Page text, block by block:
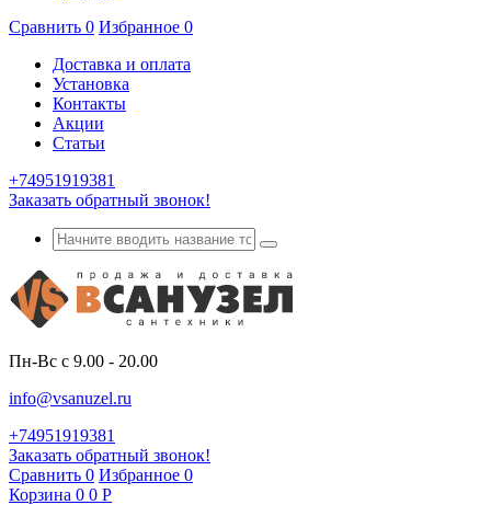
Сравнить 0 Избранное 0
Доставка и оплата
Установка
Контакты
Акции
Статьи
+74951919381
Заказать обратный звонок!
Пн-Вс с 9.00 - 20.00
info@vsanuzel.ru
+74951919381
Заказать обратный звонок!
Сравнить 0 Избранное 0
Корзина 0 0 Р